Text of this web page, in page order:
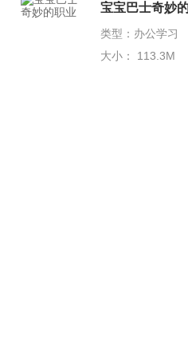
类型：办公学习
大小： 113.3M